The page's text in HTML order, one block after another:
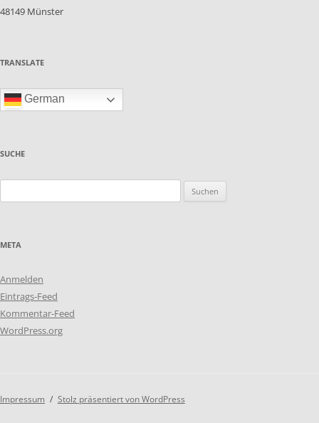
48149 Münster
TRANSLATE
German
SUCHE
nach:
META
Anmelden
Eintrags-Feed
Kommentar-Feed
WordPress.org
Impressum Stolz präsentiert von WordPress